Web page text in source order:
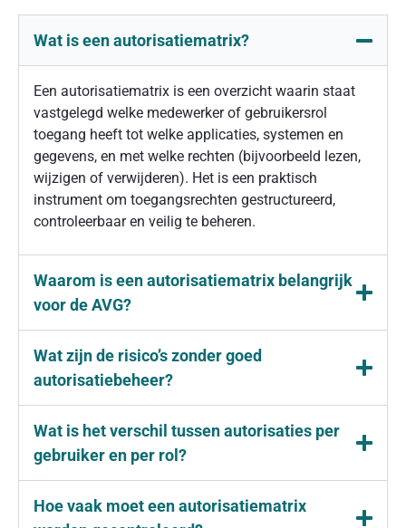
Wat is een autorisatiematrix?
Een autorisatiematrix is een overzicht waarin staat
vastgelegd welke medewerker of gebruikersrol
toegang heeft tot welke applicaties, systemen en
gegevens, en met welke rechten (bijvoorbeeld lezen,
wijzigen of verwijderen). Het is een praktisch
instrument om toegangsrechten gestructureerd,
controleerbaar en veilig te beheren.
Waarom is een autorisatiematrix belangrijk
voor de AVG?
Wat zijn de risico’s zonder goed
autorisatiebeheer?
Wat is het verschil tussen autorisaties per
gebruiker en per rol?
Hoe vaak moet een autorisatiematrix